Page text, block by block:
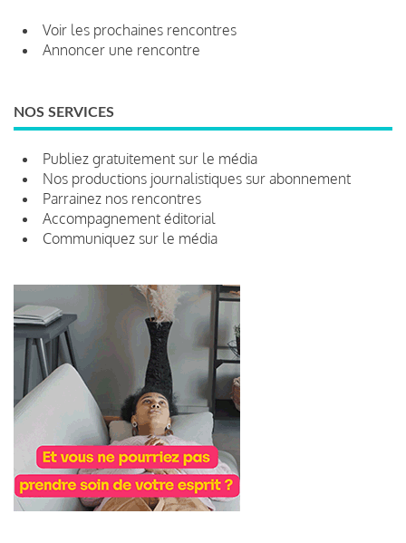
Voir les prochaines rencontres
Annoncer une rencontre
NOS SERVICES
Publiez gratuitement sur le média
Nos productions journalistiques sur abonnement
Parrainez nos rencontres
Accompagnement éditorial
Communiquez sur le média